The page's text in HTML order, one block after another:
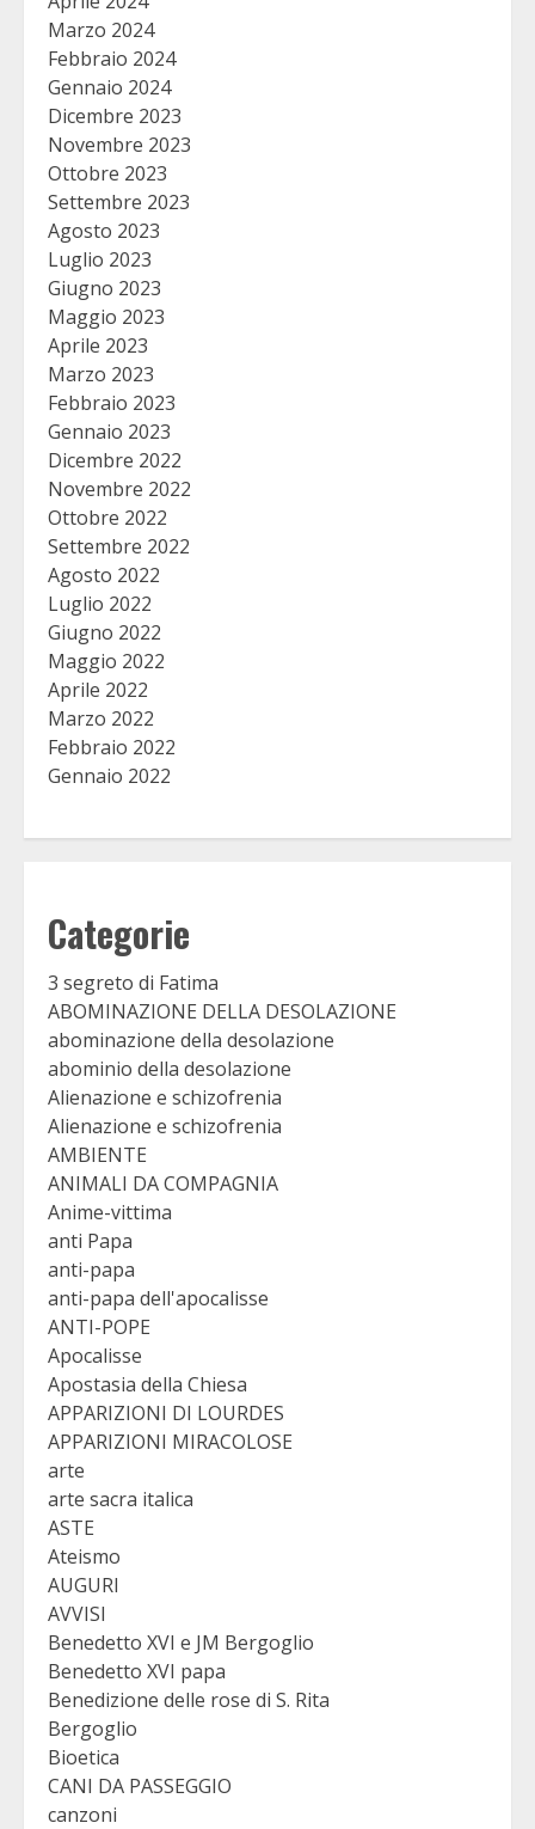
Marzo 2024
Febbraio 2024
Gennaio 2024
Dicembre 2023
Novembre 2023
Ottobre 2023
Settembre 2023
Agosto 2023
Luglio 2023
Giugno 2023
Maggio 2023
Aprile 2023
Marzo 2023
Febbraio 2023
Gennaio 2023
Dicembre 2022
Novembre 2022
Ottobre 2022
Settembre 2022
Agosto 2022
Luglio 2022
Giugno 2022
Maggio 2022
Aprile 2022
Marzo 2022
Febbraio 2022
Gennaio 2022
Categorie
3 segreto di Fatima
ABOMINAZIONE DELLA DESOLAZIONE
abominazione della desolazione
abominio della desolazione
Alienazione e schizofrenia
Alienazione e schizofrenia
AMBIENTE
ANIMALI DA COMPAGNIA
Anime-vittima
anti Papa
anti-papa
anti-papa dell'apocalisse
ANTI-POPE
Apocalisse
Apostasia della Chiesa
APPARIZIONI DI LOURDES
APPARIZIONI MIRACOLOSE
arte
arte sacra italica
ASTE
Ateismo
AUGURI
AVVISI
Benedetto XVI e JM Bergoglio
Benedetto XVI papa
Benedizione delle rose di S. Rita
Bergoglio
Bioetica
CANI DA PASSEGGIO
canzoni